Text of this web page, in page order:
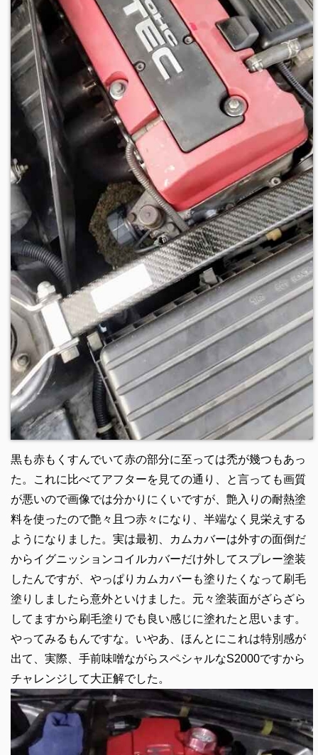
黒も赤もくすんでいて赤の部分に至っては禿が幾つもあっ
た。これに比べてアフターを見ての通り、と言っても画質
が悪いので画像では分かりにくいですが、艶入りの耐熱塗
料を使ったので艶々且つ赤々になり、半端なく見栄えする
ようになりました。実は最初、カムカバーは外すの面倒だ
からイグニッションコイルカバーだけ外してスプレー塗装
したんですが、やっぱりカムカバーも塗りたくなって刷毛
塗りしましたら意外といけました。元々塗装面がざらざら
してますから刷毛塗りでも良い感じに塗れたと思います。
やってみるもんですな。いやあ、ほんとにこれは特別感が
出て、実際、手前味噌ながらスペシャルなS2000ですから
チャレンジして大正解でした。